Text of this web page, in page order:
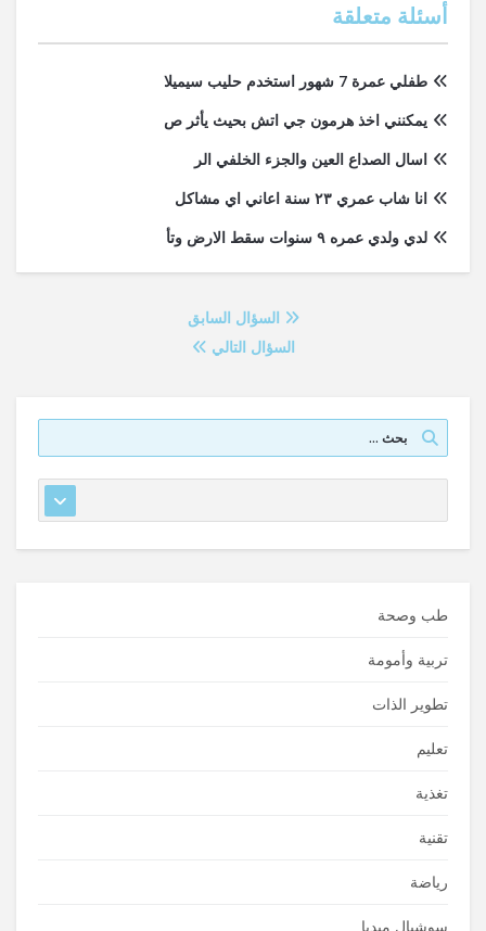
أسئلة متعلقة
طفلي عمرة 7 شهور استخدم حليب سيميلا
يمكنني اخذ هرمون جي اتش بحيث يأثر ص
اسال الصداع العين والجزء الخلفي الر
انا شاب عمري ٢٣ سنة اعاني اي مشاكل
لدي ولدي عمره ٩ سنوات سقط الارض وتأ
السؤال السابق
السؤال التالي
طب وصحة
تربية وأمومة
تطوير الذات
تعليم
تغذية
تقنية
رياضة
سوشيال ميديا